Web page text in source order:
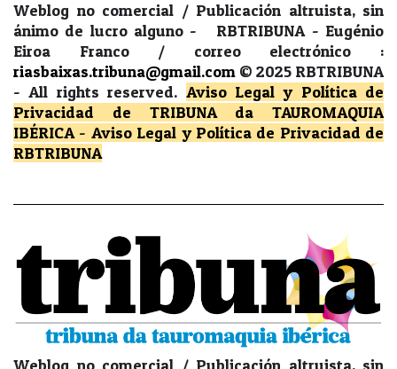
Weblog no comercial / Publicación altruista, sin
ánimo de lucro alguno - RBTRIBUNA - Eugénio
Eiroa Franco / correo electrónico :
riasbaixas.tribuna@gmail.com © 2025 RBTRIBUNA
-All rights reserved. Aviso Legal y Política de
Privacidad
de TRIBUNA da TAUROMAQUIA
IBÉRICA- Aviso Legal y Política de Privacidad de
RBTRIBUNA
Weblog no comercial / Publicación altruista, sin